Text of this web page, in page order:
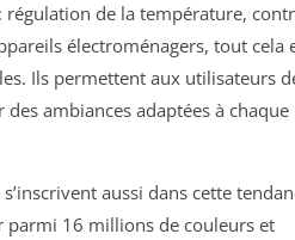
de la température,
électroménagers, tout cela
Ils permettent aux utilisateurs
ambiances adaptées à chaque
aussi dans cette
parmi 16 millions de couleurs et